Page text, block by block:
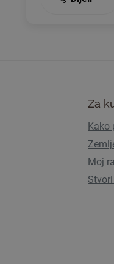
platforma Za
Kako
Moj